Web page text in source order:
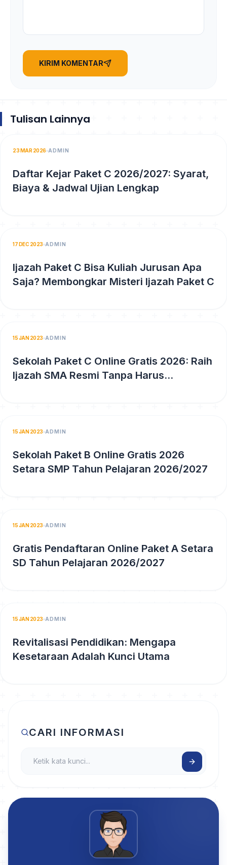
KIRIM KOMENTAR
Tulisan Lainnya
23 MAR 2026 ADMIN
Daftar Kejar Paket C 2026/2027: Syarat,
Biaya & Jadwal Ujian Lengkap
17 DEC 2023 ADMIN
Ijazah Paket C Bisa Kuliah Jurusan Apa
Saja? Membongkar Misteri Ijazah Paket C
15 JAN 2023 ADMIN
Sekolah Paket C Online Gratis 2026: Raih
Ijazah SMA Resmi Tanpa Harus
15 JAN 2023 ADMIN
Sekolah Paket B Online Gratis 2026
Setara SMP Tahun Pelajaran 2026/2027
15 JAN 2023 ADMIN
Gratis Pendaftaran Online Paket A Setara
SD Tahun Pelajaran 2026/2027
15 JAN 2023 ADMIN
Revitalisasi Pendidikan: Mengapa
Kesetaraan Adalah Kunci Utama
CARI INFORMASI